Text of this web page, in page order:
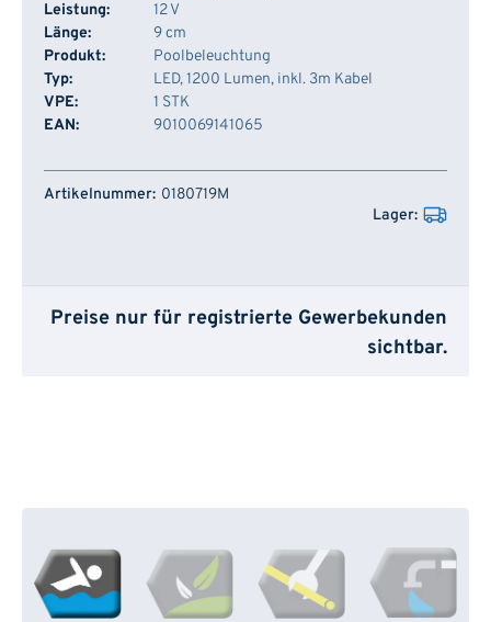
Leistung:
12 V
Länge:
9 cm
Produkt:
Poolbeleuchtung
Typ:
LED, 1200 Lumen, inkl. 3m Kabel
VPE:
1 STK
EAN:
9010069141065
Artikelnummer Lager
0180719M
Preise nur für registrierte Gewerbekunden
sichtbar.